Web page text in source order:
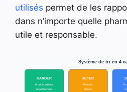
utilisés permet de les
dans n’importe quelle
utile et responsable.
Système de tri en 4
GARDER
Produits utilisés
régulièrement
JETER
Périmés
Abîmés